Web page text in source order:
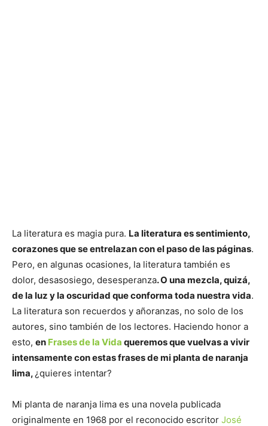
La literatura es magia pura. La literatura es sentimiento,
corazones que se entrelazan con el paso de las páginas.
Pero, en algunas ocasiones, la literatura también es
dolor, desasosiego, desesperanza. O una mezcla, quizá,
de la luz y la oscuridad que conforma toda nuestra vida.
La literatura son recuerdos y añoranzas, no solo de los
autores, sino también de los lectores. Haciendo honor a
esto, en Frases de la Vida queremos que vuelvas a vivir
intensamente con estas frases de mi planta de naranja
lima,¿quieres intentar?
Mi planta de naranja lima es una novela publicada
originalmente en 1968 por el reconocido escritor José